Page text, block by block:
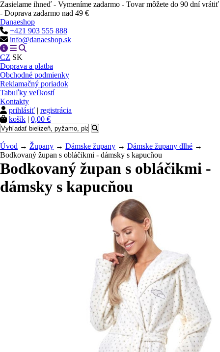
Zasielame ihneď - Vymeníme zadarmo - Tovar môžete do 90 dní vrátiť
- Doprava zadarmo nad 49 €
Danaeshop
+421 903 555 888
info@danaeshop.sk
CZ SK
Doprava a platba
Obchodné podmienky
Reklamačný poriadok
Tabuľky veľkostí
Kontakty
prihlásiť | registrácia
košík | 0,00 €
Úvod → Župany → Dámske župany → Dámske župany dlhé →
Bodkovaný župan s obláčikmi - dámsky s kapucňou
Bodkovaný župan s obláčikmi -
dámsky s kapucňou